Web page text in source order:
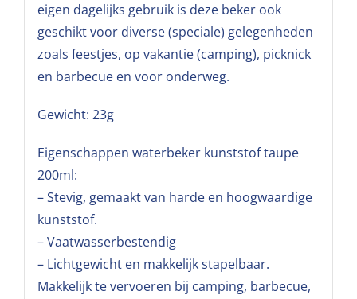
eigen dagelijks gebruik is deze beker ook
geschikt voor diverse (speciale) gelegenheden
zoals feestjes, op vakantie (camping), picknick
en barbecue en voor onderweg.
Gewicht: 23g
Eigenschappen waterbeker kunststof taupe
200ml:
– Stevig, gemaakt van harde en hoogwaardige
kunststof.
– Vaatwasserbestendig
– Lichtgewicht en makkelijk stapelbaar.
Makkelijk te vervoeren bij camping, barbecue,